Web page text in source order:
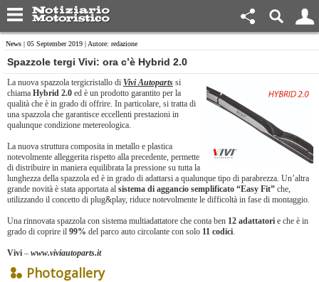
News | 05 September 2019 | Autore: redazione
​Spazzole tergi Vivi: ora c’è Hybrid 2.0
La nuova spazzola tergicristallo di Vivi Autoparts si
chiama Hybrid 2.0 ed è un prodotto garantito per la
qualità che è in grado di offrire. In particolare, si tratta di
una spazzola che garantisce eccellenti prestazioni in
qualunque condizione metereologica.
La nuova struttura composita in metallo e plastica
notevolmente alleggerita rispetto alla precedente, permette
di distribuire in maniera equilibrata la pressione su tutta la
lunghezza della spazzola ed è in grado di adattarsi a qualunque tipo di parabrezza. Un’altra
grande novità è stata apportata al sistema di aggancio semplificato “Easy Fit” che,
utilizzando il concetto di plug&play, riduce notevolmente le difficoltà in fase di montaggio.
Una rinnovata spazzola con sistema multiadattatore che conta ben 12 adattatori e che è in
grado di coprire il 99% del parco auto circolante con solo 11 codici.
Vivi – www.viviautoparts.it
Photogallery